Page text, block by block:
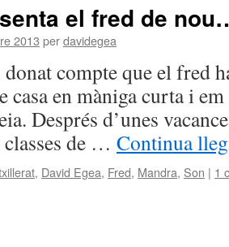
el fred de
2013 perdavidegea
donat compte que el fred
casa en màniga curta i
Després d’unes
de … Continua
, David Egea, Fred, Mandra, Son | 1